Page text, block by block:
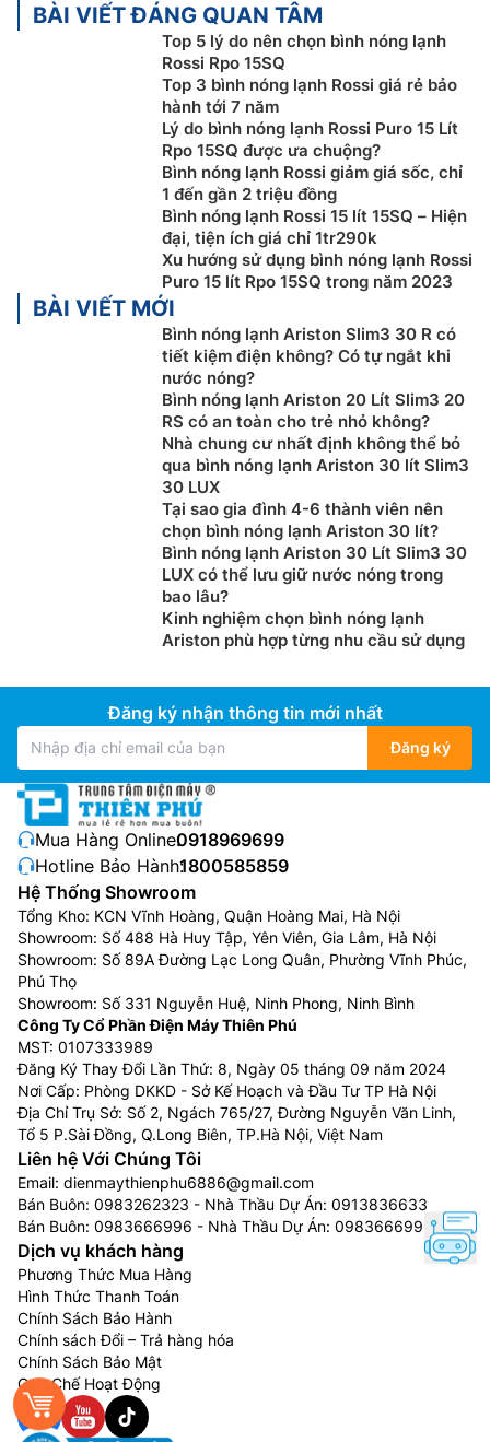
Bộ ổn nhiệt có nhiệm vụ điều khiển mức nhiệt của
nước và đảm bảo đun đúng nhiệt mà người dùng
mong muốn. Bộ ổn nhiệt củabình nóng lạnh Rossi gián
Rpo 15SQ được nhập khẩu từ tập đoàn Cotherm
(Pháp), luôn đảm bảo độ chính xác cao và tiết kiệm
An toàn tuyệt đối với bộ chống rò điện siêu
Bộ chống rò điện ELCB củabình nóng lạnh RossiPuro
Rpo 15SQ là giải pháp tối ưu, siêu nhạy và nhanh
chóng phát hiện rò điện, giúp người dùng an toàn
tuyệt đối với các tình huống rò điện, chập điện.
BÀI VIẾT ĐÁNG QUAN TÂM
Top 5 lý do nên chọn bình nóng lạnh
Rossi Rpo 15SQ
Top 3 bình nóng lạnh Rossi giá rẻ bảo
hành tới 7 năm
Lý do bình nóng lạnh Rossi Puro 15 Lít
Rpo 15SQ được ưa chuộng?
Bình nóng lạnh Rossi giảm giá sốc, chỉ
1 đến gần 2 triệu đồng
Bình nóng lạnh Rossi 15 lít 15SQ – Hiện
đại, tiện ích giá chỉ 1tr290k
Xu hướng sử dụng bình nóng lạnh Rossi
Puro 15 lít Rpo 15SQ trong năm 2023
BÀI VIẾT MỚI
Bình nóng lạnh Ariston Slim3 30 R có
tiết kiệm điện không? Có tự ngắt khi
nước nóng?
Bình nóng lạnh Ariston 20 Lít Slim3 20
RS có an toàn cho trẻ nhỏ không?
Nhà chung cư nhất định không thể bỏ
qua bình nóng lạnh Ariston 30 lít Slim3
30 LUX
Tại sao gia đình 4-6 thành viên nên
chọn bình nóng lạnh Ariston 30 lít?
Bình nóng lạnh Ariston 30 Lít Slim3 30
LUX có thể lưu giữ nước nóng trong
bao lâu?
Kinh nghiệm chọn bình nóng lạnh
Ariston phù hợp từng nhu cầu sử dụng
Đăng ký nhận thông tin mới nhất
Đăng ký
Mua Hàng Online:0918969699
Hotline Bảo Hành:1800585859
Hệ Thống Showroom
Tổng Kho: KCN Vĩnh Hoàng, Quận Hoàng Mai, Hà Nội
Showroom: Số 488 Hà Huy Tập, Yên Viên, Gia Lâm, Hà Nội
Showroom: Số 89A Đường Lạc Long Quân, Phường Vĩnh Phúc,
Phú Thọ
Showroom: Số 331 Nguyễn Huệ, Ninh Phong, Ninh Bình
Công Ty Cổ Phần Điện Máy Thiên Phú
MST: 0107333989
Đăng Ký Thay Đổi Lần Thứ: 8, Ngày 05 tháng 09 năm 2024
Nơi Cấp: Phòng DKKD - Sở Kế Hoạch và Đầu Tư TP Hà Nội
Địa Chỉ Trụ Sở: Số 2, Ngách 765/27, Đường Nguyễn Văn Linh,
Tổ 5 P.Sài Đồng, Q.Long Biên, TP.Hà Nội, Việt Nam
Liên hệ Với Chúng Tôi
Email: dienmaythienphu6886@gmail.com
Bán Buôn: 0983262323 - Nhà Thầu Dự Án: 0913836633
Bán Buôn: 0983666996 - Nhà Thầu Dự Án: 0983666996
Dịch vụ khách hàng
Phương Thức Mua Hàng
Hình Thức Thanh Toán
Chính Sách Bảo Hành
Chính sách Đổi – Trả hàng hóa
Chính Sách Bảo Mật
Quy Chế Hoạt Động